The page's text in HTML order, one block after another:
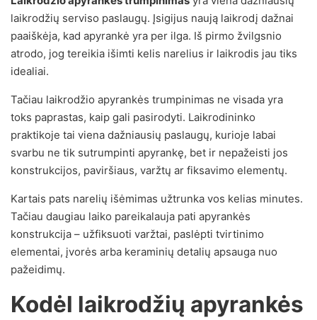
laikrodžių serviso paslaugų. Įsigijus naują laikrodį dažnai
paaiškėja, kad apyrankė yra per ilga. Iš pirmo žvilgsnio
atrodo, jog tereikia išimti kelis narelius ir laikrodis jau tiks
idealiai.
Tačiau laikrodžio apyrankės trumpinimas ne visada yra
toks paprastas, kaip gali pasirodyti. Laikrodininko
praktikoje tai viena dažniausių paslaugų, kurioje labai
svarbu ne tik sutrumpinti apyrankę, bet ir nepažeisti jos
konstrukcijos, paviršiaus, varžtų ar fiksavimo elementų.
Kartais pats narelių išėmimas užtrunka vos kelias minutes.
Tačiau daugiau laiko pareikalauja pati apyrankės
konstrukcija – užfiksuoti varžtai, paslėpti tvirtinimo
elementai, įvorės arba keraminių detalių apsauga nuo
pažeidimų.
Kodėl laikrodžių apyrankės